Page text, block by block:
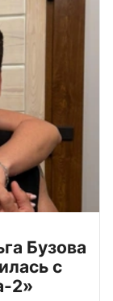
Бузова
с
2»